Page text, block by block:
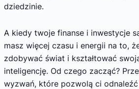
dziedzinie.
A kiedy twoje finanse i inwestycje
masz więcej czasu i energii na to,
zdobywać świat i kształtować
inteligencję. Od czego zacząć?
wyzwań, które pozwolą ci odnaleźć